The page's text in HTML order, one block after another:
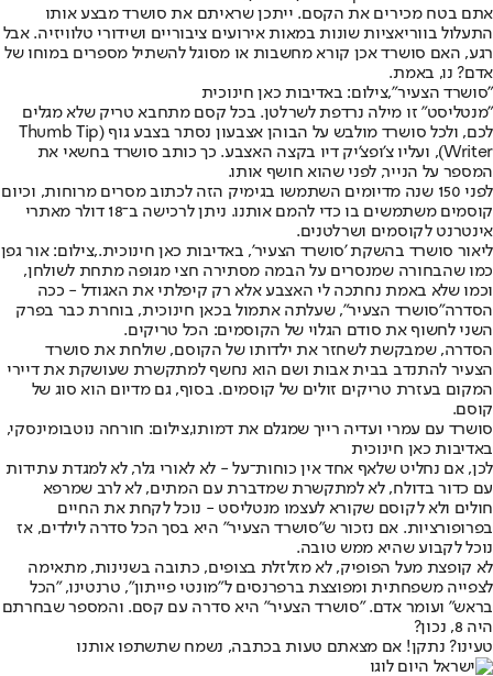
אתם בטח מכירים את הקסם. ייתכן שראיתם את סושרד מבצע אותו
התעלול בווריאציות שונות במאות אירועים ציבוריים ושידורי טלוויזיה. אבל
רגע, האם סושרד אכן קורא מחשבות או מסוגל להשתיל מספרים במוחו של
אדם? נו, באמת.
"סושרד הצעיר",צילום: באדיבות כאן חינוכית
"מנטליסט" זו מילה נרדפת לשרלטן. בכל קסם מתחבא טריק שלא מגלים
לכם, ולכל סושרד מולבש על הבוהן אצבעון נסתר בצבע גוף (Thumb Tip
Writer), ועליו צ'ופצ'יק דיו בקצה האצבע. כך כותב סושרד בחשאי את
המספר על הנייר, לפני שהוא חושף אותו.
לפני 150 שנה מדיומים השתמשו בגימיק הזה לכתוב מסרים מרוחות, וכיום
קוסמים משתמשים בו כדי להמם אותנו. ניתן לרכישה ב־18 דולר מאתרי
אינטרנט לקוסמים ושרלטנים.
ליאור סושרד בהשקת 'סושרד הצעיר', באדיבות כאן חינוכית.,צילום: אור גפן
כמו שהבחורה שמנסרים על הבמה מסתירה חצי מגופה מתחת לשולחן,
וכמו שלא באמת נחתכה לי האצבע אלא רק קיפלתי את האגודל - ככה
הסדרה"סושרד הצעיר", שעלתה אתמול בכאן חינוכית, בוחרת כבר בפרק
השני לחשוף את סודם הגלוי של הקוסמים: הכל טריקים.
הסדרה, שמבקשת לשחזר את ילדותו של הקוסם, שולחת את סושרד
הצעיר להתנדב בבית אבות ושם הוא נחשף למתקשרת שעושקת את דיירי
המקום בעזרת טריקים זולים של קוסמים. בסוף, גם מדיום הוא סוג של
קוסם.
סושרד עם עמרי ועדיה רייך שמגלם את דמותו,צילום: חורחה נוטבומינסקי,
באדיבות כאן חינוכית
לכן, אם נחליט שלאף אחד אין כוחות־על - לא לאורי גלר, לא למגדת עתידות
עם כדור בדולח, לא למתקשרת שמדברת עם המתים, לא לרב שמרפא
חולים ולא לקוסם שקורא לעצמו מנטליסט - נוכל לקחת את החיים
בפרופורציות. אם נזכור ש"סושרד הצעיר" היא בסך הכל סדרה לילדים, אז
נוכל לקבוע שהיא ממש טובה.
לא קופצת מעל הפופיק, לא מזלזלת בצופים, כתובה בשנינות, מתאימה
לצפייה משפחתית ומפוצצת ברפרנסים ל"מונטי פייתון", טרנטינו, "הכל
בראש" ועומר אדם. "סושרד הצעיר" היא סדרה עם קסם. והמספר שבחרתם
היה 8, נכון?
טעינו? נתקן! אם מצאתם טעות בכתבה, נשמח שתשתפו אותנו